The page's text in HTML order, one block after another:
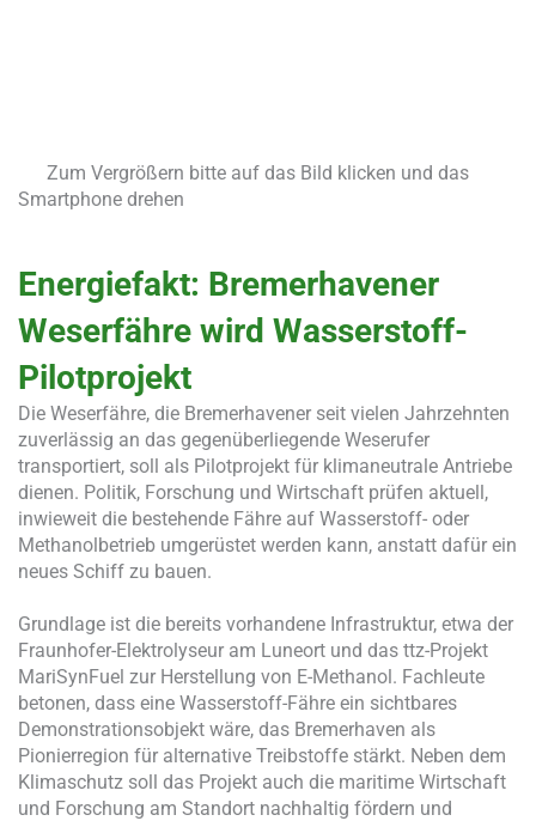
Zum Vergrößern bitte auf das Bild klicken und das
Smartphone drehen
Energiefakt: Bremerhavener
Weserfähre wird Wasserstoff-
Pilotprojekt
Die Weserfähre, die Bremerhavener seit vielen Jahrzehnten
zuverlässig an das gegenüberliegende Weserufer
transportiert, soll als Pilotprojekt für klimaneutrale Antriebe
dienen. Politik, Forschung und Wirtschaft prüfen aktuell,
inwieweit die bestehende Fähre auf Wasserstoff- oder
Methanolbetrieb umgerüstet werden kann, anstatt dafür ein
neues Schiff zu bauen.
Grundlage ist die bereits vorhandene Infrastruktur, etwa der
Fraunhofer-Elektrolyseur am Luneort und das ttz-Projekt
MariSynFuel zur Herstellung von E-Methanol. Fachleute
betonen, dass eine Wasserstoff-Fähre ein sichtbares
Demonstrationsobjekt wäre, das Bremerhaven als
Pionierregion für alternative Treibstoffe stärkt. Neben dem
Klimaschutz soll das Projekt auch die maritime Wirtschaft
und Forschung am Standort nachhaltig fördern und